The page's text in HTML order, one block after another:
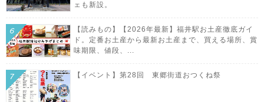
ェも新設。
【読みもの】【2026年最新】福井駅お土産徹底ガイ
ド。定番お土産から最新お土産まで、買える場所、賞
味期限、値段、...
【イベント】第28回 東郷街道おつくね祭